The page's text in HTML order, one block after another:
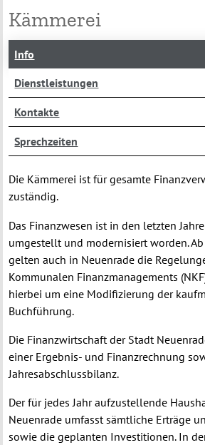
Kämmerei
Info
Dienstleistungen
Kontakte
Sprechzeiten
Die Kämmerei ist für gesamte
zuständig.
Das Finanzwesen ist in den letzten
umgestellt und modernisiert worden.
gelten auch in Neuenrade die
Kommunalen Finanzmanagements
hierbei um eine Modifizierung der
Buchführung.
Die Finanzwirtschaft der Stadt
einer Ergebnis- und Finanzrechnung
Jahresabschlussbilanz.
Der für jedes Jahr aufzustellende
Neuenrade umfasst sämtliche Erträge
sowie die geplanten Investitionen. In